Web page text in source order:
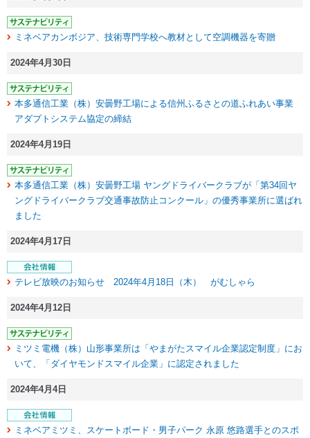
ミネベアカンボジア、技術専門学校へ教材として空調機器を寄贈
2024年4月30日
本多通信工業（株）安曇野工場による信州ふるさとの道ふれあい事業
アダプトシステム協定の締結
2024年4月19日
本多通信工業（株）安曇野工場 ヤングドライバークラブが「第34回ヤ
ングドライバークラブ交通事故防止コンクール」の優秀事業所に選ばれ
ました
2024年4月17日
テレビ放映のお知らせ 2024年4月18日（木） がむしゃら
2024年4月12日
ミツミ電機（株）山形事業所は「やまがたスマイル企業認定制度」にお
いて、「ダイヤモンドスマイル企業」に認定されました
2024年4月4日
ミネベアミツミ、スケートボード・男子パーク 永原 悠路選手とのスポ